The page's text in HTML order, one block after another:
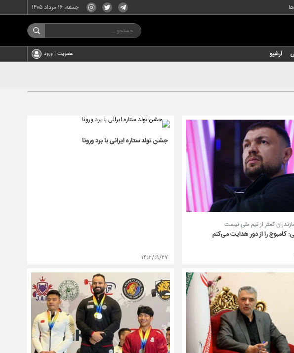
جمعه، ۱۶ مرداد ۱۴۰۵
آرشیو عضویت | ورود
کمتر از تیم ملی نیست
کامبوج را از دور هدایت می‌کنم
جشن تولد ستاره ایرانی با برد ورونا
۱۴۰۲/۰۹/۲۷